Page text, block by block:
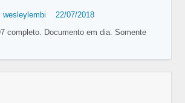
wesleylembi
22/07/2018
completo. Documento em dia. Somente